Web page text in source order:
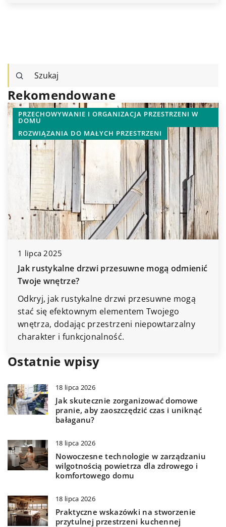
Rekomendowane
PRZECHOWYWANIE I ORGANIZACJA PRZESTRZENI W
DOMU
ROZWIĄZANIA DO MAŁYCH PRZESTRZENI
1 lipca 2025
Jak rustykalne drzwi przesuwne mogą odmienić
Twoje wnętrze?
Odkryj, jak rustykalne drzwi przesuwne mogą
stać się efektownym elementem Twojego
wnętrza, dodając przestrzeni niepowtarzalny
charakter i funkcjonalność.
Ostatnie wpisy
18 lipca 2026
Jak skutecznie zorganizować domowe
pranie, aby zaoszczędzić czas i uniknąć
bałaganu?
18 lipca 2026
Nowoczesne technologie w zarządzaniu
wilgotnością powietrza dla zdrowego i
komfortowego domu
18 lipca 2026
Praktyczne wskazówki na stworzenie
przytulnej przestrzeni kuchennej